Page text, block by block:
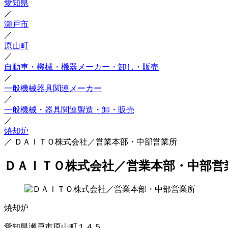
愛知県
／
瀬戸市
／
原山町
／
自動車・機械・機器メーカー・卸し・販売
／
一般機械器具関連メーカー
／
一般機械・器具関連製造・卸・販売
／
焼却炉
／ ＤＡＩＴＯ株式会社／営業本部・中部営業所
ＤＡＩＴＯ株式会社／営業本部・中部営
焼却炉